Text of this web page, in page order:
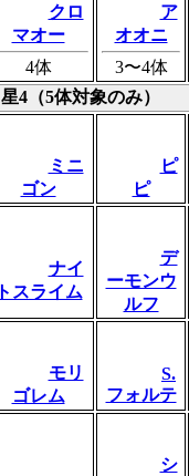
クロ
マオー
4体
ア
オオニ
3〜4体
星4（5体対象のみ）
ミニ
ゴン
ピ
ピ
ナイ
トスライム
デ
ーモンウ
ルフ
モリ
ゴレム
S.
フォルテ
シ